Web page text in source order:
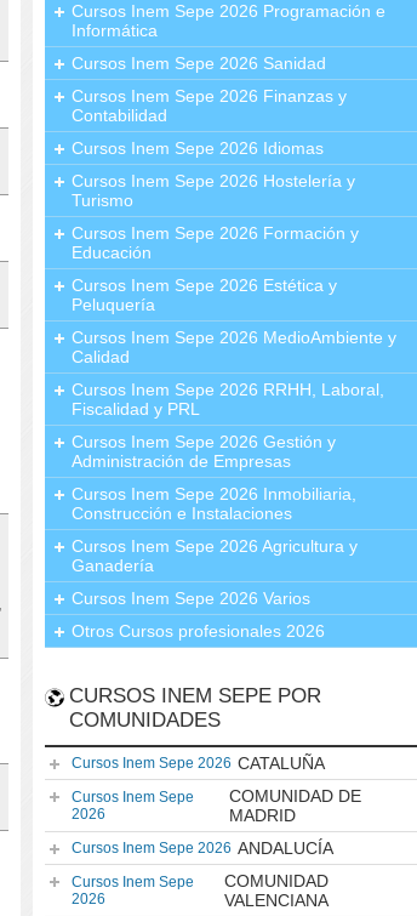
Cursos Inem Sepe 2026 Programación e
Informática
Cursos Inem Sepe 2026 Sanidad
Cursos Inem Sepe 2026 Finanzas y
Contabilidad
Cursos Inem Sepe 2026 Idiomas
Cursos Inem Sepe 2026 Hostelería y
Turismo
Cursos Inem Sepe 2026 Formación y
Educación
Cursos Inem Sepe 2026 Estética y
Peluquería
Cursos Inem Sepe 2026 MedioAmbiente y
Calidad
Cursos Inem Sepe 2026 RRHH, Laboral,
Fiscalidad y PRL
Cursos Inem Sepe 2026 Gestión y
Administración de Empresas
Cursos Inem Sepe 2026 Inmobiliaria,
Construcción e Instalaciones
Cursos Inem Sepe 2026 Agricultura y
Ganadería
Cursos Inem Sepe 2026 Varios
Otros Cursos profesionales 2026
CURSOS INEM SEPE POR
COMUNIDADES
Cursos Inem Sepe 2026 CATALUÑA
Cursos Inem Sepe
2026
COMUNIDAD DE
MADRID
Cursos Inem Sepe 2026 ANDALUCÍA
Cursos Inem Sepe
2026
COMUNIDAD
VALENCIANA